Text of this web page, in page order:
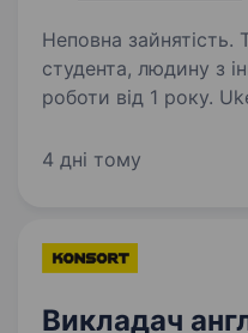
Неповна зайнятість.
студента, людину з
роботи від 1 року. Uken клуб іноземної мови
та за адресою
Також вітається…
4 дні тому
Викладач